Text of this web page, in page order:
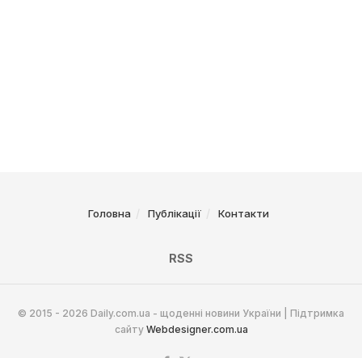
Головна Публікації Контакти
RSS
© 2015 - 2026 Daily.com.ua - щоденні новини України | Підтримка
сайту Webdesigner.com.ua